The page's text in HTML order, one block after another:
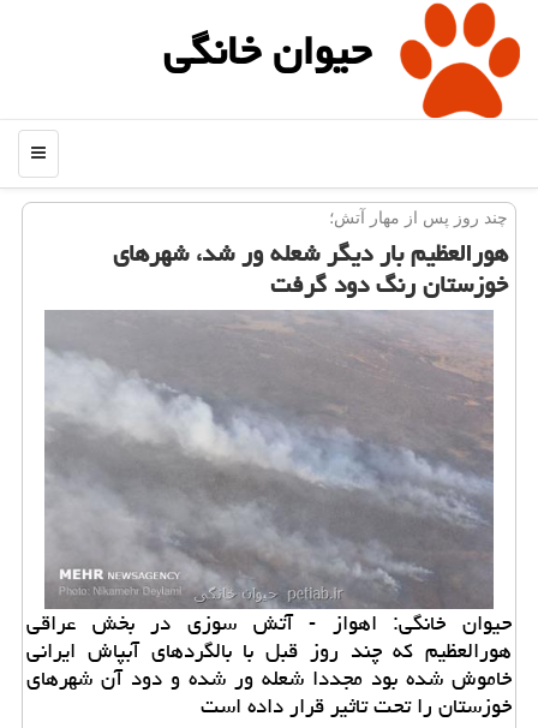
حیوان خانگی
منو
چند روز پس از مهار آتش؛
هورالعظیم بار دیگر شعله ور شد، شهرهای
خوزستان رنگ دود گرفت
حیوان خانگی: اهواز - آتش سوزی در بخش عراقی
هورالعظیم كه چند روز قبل با بالگردهای آبپاش ایرانی
خاموش شده بود مجددا شعله ور شده و دود آن شهرهای
خوزستان را تحت تاثیر قرار داده است